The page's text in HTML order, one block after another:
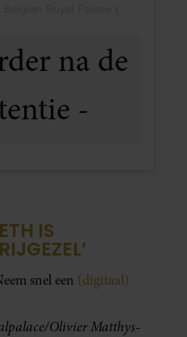
IS
snel een (digitaal)
Olivier Matthys-